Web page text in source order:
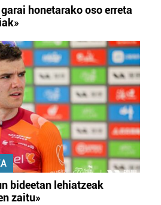
honetarako oso erreta
bideetan lehiatzeak
zaitu»